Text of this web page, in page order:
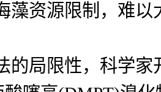
藻资源限制，难以
的局限性，科学